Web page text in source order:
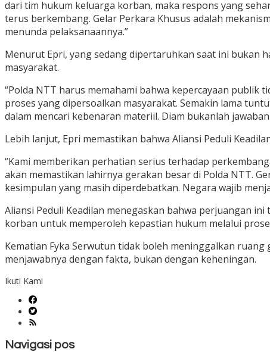
dari tim hukum keluarga korban, maka respons yang
terus berkembang. Gelar Perkara Khusus adalah
menunda pelaksanaannya.”
Menurut Epri, yang sedang dipertaruhkan saat ini bukan
masyarakat.
“Polda NTT harus memahami bahwa kepercayaan
proses yang dipersoalkan masyarakat. Semakin lama
dalam mencari kebenaran materiil. Diam bukanlah
Lebih lanjut, Epri memastikan bahwa Aliansi Peduli
“Kami memberikan perhatian serius terhadap
akan memastikan lahirnya gerakan besar di Polda NTT.
kesimpulan yang masih diperdebatkan. Negara wajib
Aliansi Peduli Keadilan menegaskan bahwa perjuangan
korban untuk memperoleh kepastian hukum melalui
Kematian Fyka Serwutun tidak boleh meninggalkan
menjawabnya dengan fakta, bukan dengan keheningan.
Ikuti Kami
Navigasi pos